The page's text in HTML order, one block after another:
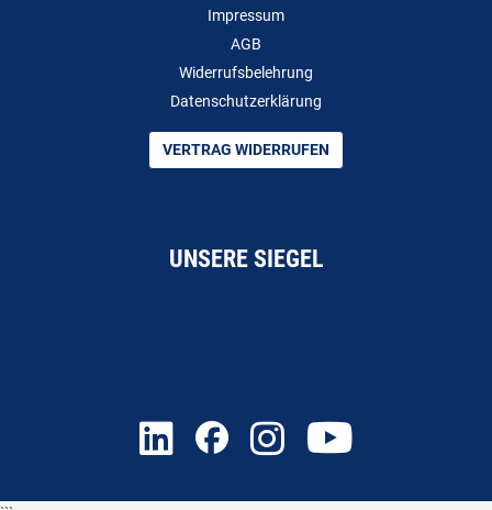
Impressum
AGB
Widerrufsbelehrung
Datenschutzerklärung
VERTRAG WIDERRUFEN
UNSERE SIEGEL